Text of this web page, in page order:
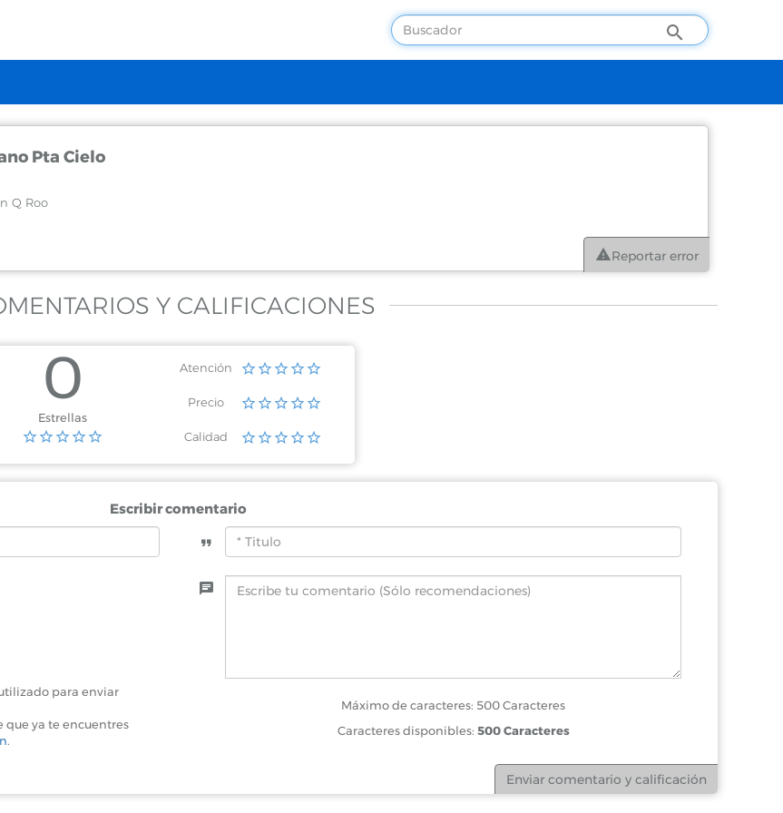
Pta Cielo
Q Roo
Reportar error
Y CALIFICACIONES
0
Estrellas
Atención
Precio
Calidad
Escribir comentario
para enviar
que ya te encuentres
.
Máximo de caracteres: 500 Caracteres
Caracteres disponibles: 500 Caracteres